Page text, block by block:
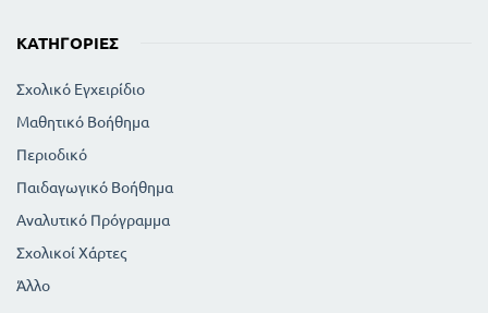
ΚΑΤΗΓΟΡΊΕΣ
Σχολικό Εγχειρίδιο
Μαθητικό Βοήθημα
Περιοδικό
Παιδαγωγικό Βοήθημα
Αναλυτικό Πρόγραμμα
Σχολικοί Χάρτες
Άλλο